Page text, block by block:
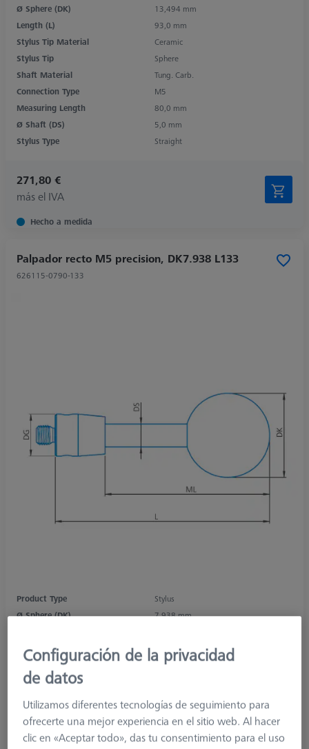
Ø Sphere (DK)
13,494 mm
Length (L)
93,0 mm
Stylus Tip Material
Ceramic
Stylus Tip
Sphere
Shaft Material
Tung. Carb.
Connection Type
M5
Measuring Length
80,0 mm
Ø Shaft (DS)
5,0 mm
Stylus Type
Straight
271,80 €
más el IVA
Hecho a medida
Palpador recto M5 precision, DK7.938 L133
626115-0790-133
Product Type
Stylus
Ø Sphere (DK)
7,938 mm
Stylus Tip Material
Ceramic
Stylus Tip
Sphere
Shaft Material
Connection Type
M5
Measuring Length
120,0 mm
Ø Shaft (DS)
Configuración de la privacidad
de datos
Utilizamos diferentes tecnologías de seguimiento para
ofrecerte una mejor experiencia en el sitio web. Al hacer
clic en «Aceptar todo», das tu consentimiento para el uso